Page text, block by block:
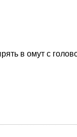
в омут с